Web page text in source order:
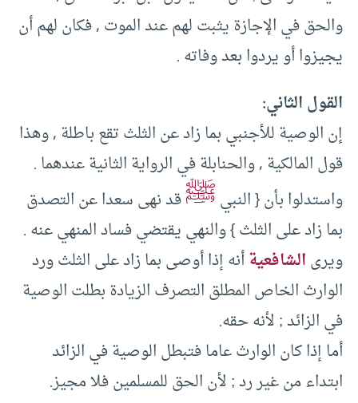
والحق في الإجازة يثبت لهم عند الموت , فكان لهم أن
يجيزوا أو يردوا بعد وفاته .
القول الثاني:
إن الوصية للأجنبي بما زاد عن الثلث تقع باطلة , وهذا
قول المالكية , والحنابلة في الرواية الثانية عندهما .
واستدلوا بأن { النبيﷺقد نهى سعدا عن التصدق
بما زاد على الثلث } والنهي يقتضي فساد المنهي عنه .
ويرىالشافعيةأنه إذا أوصى بما زاد على الثلث ورد
الوارث الخاص المطلق التصرف الزيادة بطلت الوصية
في الزائد ; لأنه حقه.
أما إذا كان الوارث عاما فتبطل الوصية في الزائد
ابتداء من غير رد ; لأن الحق للمسلمين فلا مجيز.